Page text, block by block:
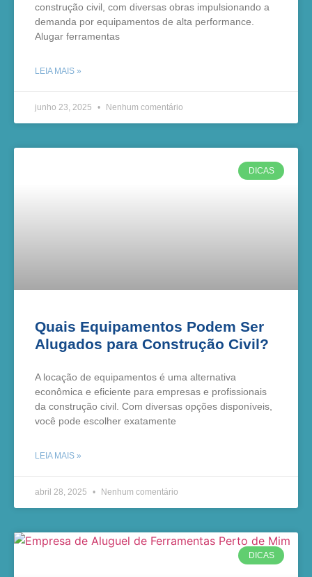
construção civil, com diversas obras impulsionando a
demanda por equipamentos de alta performance.
Alugar ferramentas
LEIA MAIS »
junho 23, 2025 Nenhum comentário
DICAS
Quais Equipamentos Podem Ser
Alugados para Construção Civil?
A locação de equipamentos é uma alternativa
econômica e eficiente para empresas e profissionais
da construção civil. Com diversas opções disponíveis,
você pode escolher exatamente
LEIA MAIS »
abril 28, 2025 Nenhum comentário
DICAS